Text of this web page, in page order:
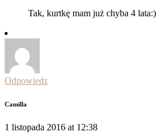
Tak, kurtkę mam już chyba 4 lata:)
Odpowiedz
Camilla
1 listopada 2016 at 12:38